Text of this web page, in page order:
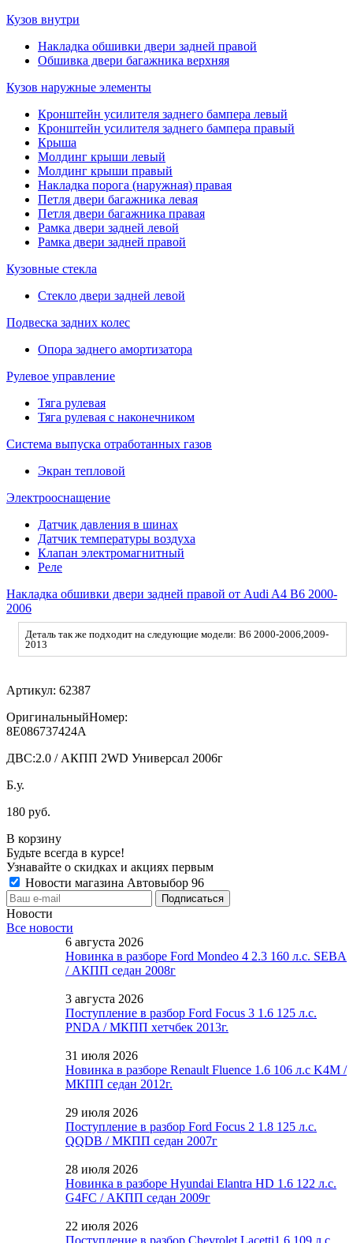
Кузов внутри
Накладка обшивки двери задней правой
Обшивка двери багажника верхняя
Кузов наружные элементы
Кронштейн усилителя заднего бампера левый
Кронштейн усилителя заднего бампера правый
Крыша
Молдинг крыши левый
Молдинг крыши правый
Накладка порога (наружная) правая
Петля двери багажника левая
Петля двери багажника правая
Рамка двери задней левой
Рамка двери задней правой
Кузовные стекла
Стекло двери задней левой
Подвеска задних колес
Опора заднего амортизатора
Рулевое управление
Тяга рулевая
Тяга рулевая с наконечником
Система выпуска отработанных газов
Экран тепловой
Электрооснащение
Датчик давления в шинах
Датчик температуры воздуха
Клапан электромагнитный
Реле
Накладка обшивки двери задней правой от Audi A4 B6 2000-
2006
Деталь так же подходит на следующие модели: B6 2000-2006,2009-
2013
Артикул: 62387
ОригинальныйНомер:
8E086737424A
ДВС:2.0 / АКПП 2WD Универсал 2006г
Б.у.
180 руб.
В корзину
Будьте всегда в курсе!
Узнавайте о скидках и акциях первым
Новости магазина Автовыбор 96
Новости
Все новости
6 августа 2026
Новинка в разборе Ford Mondeo 4 2.3 160 л.с. SEBA
/ АКПП седан 2008г
3 августа 2026
Поступление в разбор Ford Focus 3 1.6 125 л.с.
PNDA / МКПП хетчбек 2013г.
31 июля 2026
Новинка в разборе Renault Fluence 1.6 106 л.с K4M /
МКПП седан 2012г.
29 июля 2026
Поступление в разбор Ford Focus 2 1.8 125 л.с.
QQDB / МКПП седан 2007г
28 июля 2026
Новинка в разборе Hyundai Elantra HD 1.6 122 л.с.
G4FC / АКПП седан 2009г
22 июля 2026
Поступление в разбор Chevrolet Lacetti1.6 109 л.с.